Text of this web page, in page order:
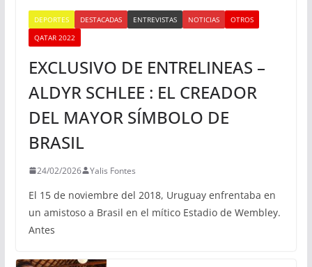
DEPORTES DESTACADAS ENTREVISTAS NOTICIAS
OTROS
QATAR 2022
EXCLUSIVO DE ENTRELINEAS –
ALDYR SCHLEE : EL CREADOR
DEL MAYOR SÍMBOLO DE
BRASIL
24/02/2026 Yalis Fontes
El 15 de noviembre del 2018, Uruguay enfrentaba en
un amistoso a Brasil en el mítico Estadio de Wembley.
Antes